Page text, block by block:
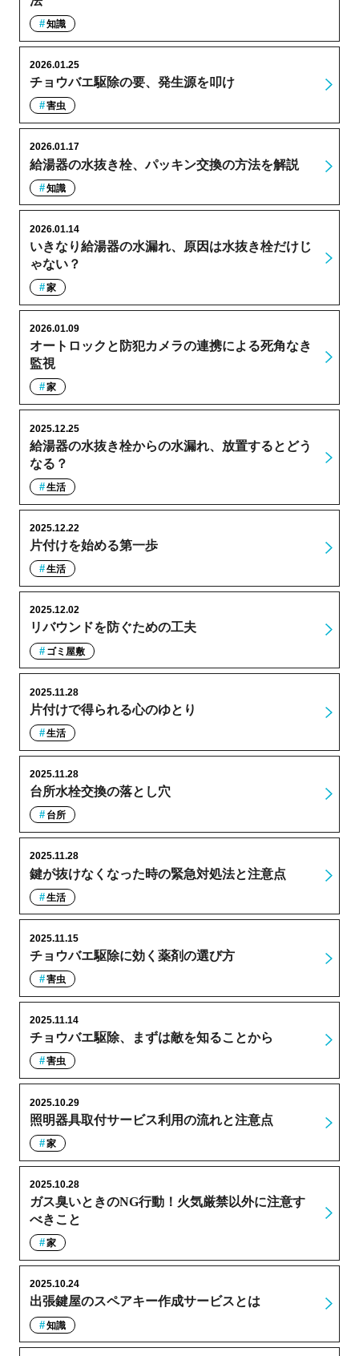
知識
チョウバエ駆除の要、発生源を叩け
2026.01.25
害虫
給湯器の水抜き栓、パッキン交換の方法を解説
2026.01.17
知識
いきなり給湯器の水漏れ、原因は水抜き栓だけじ
ゃない？
2026.01.14
家
オートロックと防犯カメラの連携による死角なき
監視
2026.01.09
家
給湯器の水抜き栓からの水漏れ、放置するとどう
なる？
2025.12.25
生活
片付けを始める第一歩
2025.12.22
生活
リバウンドを防ぐための工夫
2025.12.02
ゴミ屋敷
片付けで得られる心のゆとり
2025.11.28
生活
台所水栓交換の落とし穴
2025.11.28
台所
鍵が抜けなくなった時の緊急対処法と注意点
2025.11.28
生活
チョウバエ駆除に効く薬剤の選び方
2025.11.15
害虫
チョウバエ駆除、まずは敵を知ることから
2025.11.14
害虫
照明器具取付サービス利用の流れと注意点
2025.10.29
家
ガス臭いときのNG行動！火気厳禁以外に注意す
べきこと
2025.10.28
家
出張鍵屋のスペアキー作成サービスとは
2025.10.24
知識